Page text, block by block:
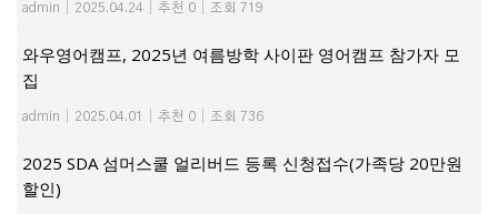
admin 2025.04.24 추천 0 조회 719
와우영어캠프, 2025년 여름방학 사이판 영어캠프 참가자 모
집
admin 2025.04.01 추천 0 조회 736
2025 SDA 섬머스쿨 얼리버드 등록 신청접수(가족당 20만원
할인)